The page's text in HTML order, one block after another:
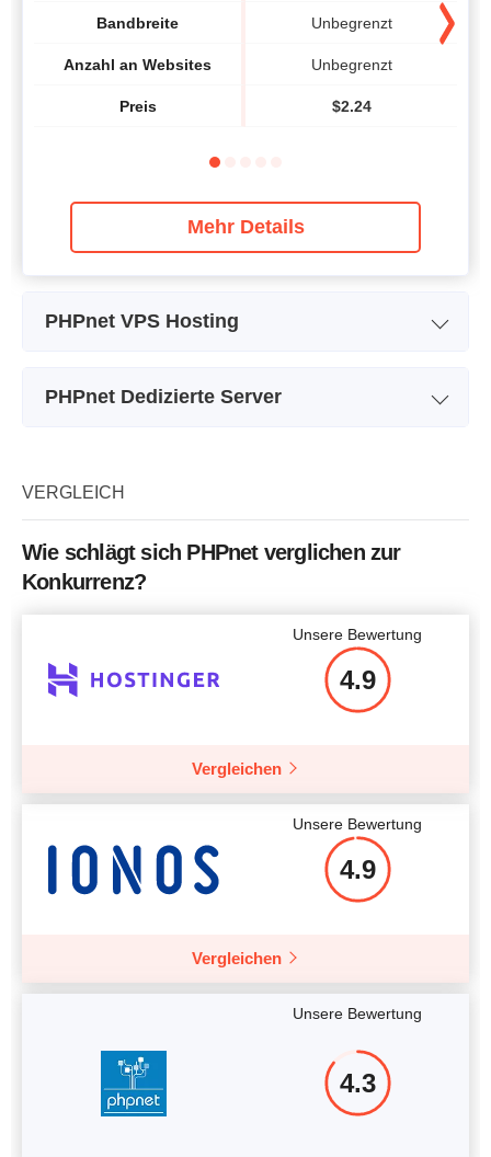
Bandbreite
Anzahl an Websites
Preis
Unbegrenzt
Unbegrenzt
$2.24
Mehr Details
PHPnet VPS Hosting
Arbeitsspeicher / RAM
PHPnet Dedizierte Server
Speicher
Arbeitsspeicher / RAM
Preis $55.20
VERGLEICH
Wie schlägt sich PHPnet verglichen zur
Konkurrenz?
Unsere Bewertung
4.9
Vergleichen
Unsere Bewertung
4.9
Vergleichen
Unsere Bewertung
4.3